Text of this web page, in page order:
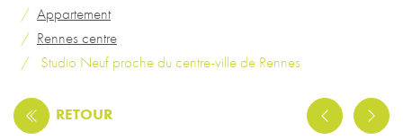
Appartement
Rennes centre
Studio Neuf proche du centre-ville de Rennes
RETOUR